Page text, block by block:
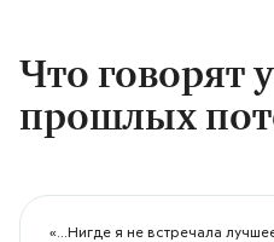
Что говорят
прошлых
«...Нигде я не встречала